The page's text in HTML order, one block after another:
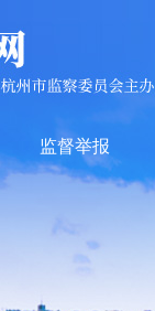
监督举报